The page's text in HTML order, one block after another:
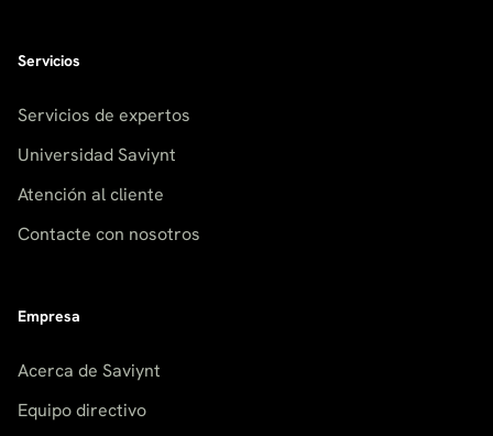
Servicios
Servicios de expertos
Universidad Saviynt
Atención al cliente
Contacte con nosotros
Empresa
Acerca de Saviynt
Equipo directivo